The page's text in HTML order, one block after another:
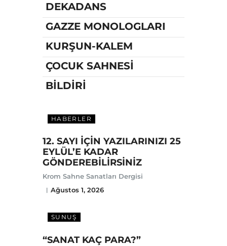
DEKADANS
GAZZE MONOLOGLARI
KURŞUN-KALEM
ÇOCUK SAHNESİ
BİLDİRİ
HABERLER
12. SAYI İÇİN YAZILARINIZI 25
EYLÜL’E KADAR
GÖNDEREBİLİRSİNİZ
Krom Sahne Sanatları Dergisi
Ağustos 1, 2026
SUNUŞ
“SANAT KAÇ PARA?”